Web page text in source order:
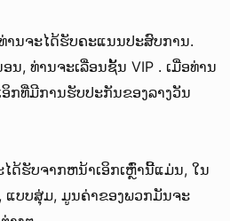
ານຈະໄດ້ຮັບຄະແນນປະສົບການ.
ນ, ທ່ານຈະເລື່ອນຊັ້ນ VIP . ເມື່ອທ່ານ
ກທີ່ມີການຮັບປະກັນຂອງລາງວັນ
ໄດ້ຮັບຈາກຫນ້າເອິກເຫຼົ່ານີ້ແມ່ນ, ໃນ
ແບບສຸ່ມ, ມູນຄ່າຂອງພວກມັນຈະ